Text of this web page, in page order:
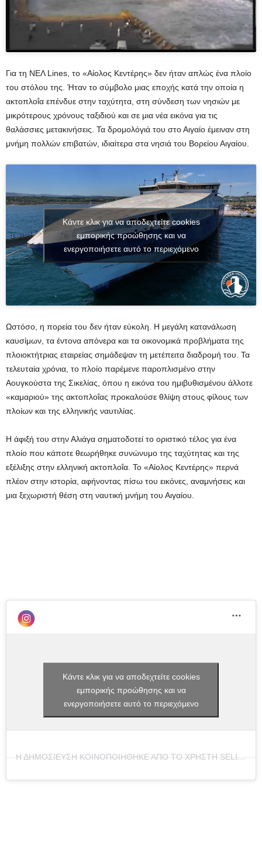
Για τη ΝΕΛ Lines, το «Αίολος Κεντέρης» δεν ήταν απλώς ένα πλοίο
του στόλου της. Ήταν το σύμβολο μιας εποχής κατά την οποία η
ακτοπλοΐα επένδυε στην ταχύτητα, στη σύνδεση των νησιών με
μικρότερους χρόνους ταξιδιού και σε μια νέα εικόνα για τις
θαλάσσιες μετακινήσεις. Τα δρομολόγιά του στο Αιγαίο έμειναν στη
μνήμη πολλών επιβατών, ιδιαίτερα στα νησιά του Βορείου Αιγαίου.
Κάντε κλικ για να αποδεχτείτε cookies
εμπορικής προώθησης και να
ενεργοποιήσετε αυτό το περιεχόμενο
Ωστόσο, η πορεία του δεν ήταν εύκολη. Η μεγάλη κατανάλωση
καυσίμων, τα έντονα απόνερα και τα οικονομικά προβλήματα της
πλοιοκτήτριας εταιρείας σημάδεψαν τη μετέπειτα διαδρομή του. Τα
τελευταία χρόνια, το πλοίο παρέμενε παροπλισμένο στην
Αουγκούστα της Σικελίας, όπου η εικόνα του ημιβυθισμένου άλλοτε
«καμαριού» της ακτοπλοΐας προκαλούσε θλίψη στους φίλους των
πλοίων και της ελληνικής ναυτιλίας.
Η άφιξή του στην Αλιάγα σηματοδοτεί το οριστικό τέλος για ένα
πλοίο που κάποτε θεωρήθηκε συνώνυμο της ταχύτητας και της
εξέλιξης στην ελληνική ακτοπλοΐα. Το «Αίολος Κεντέρης» περνά
πλέον στην ιστορία, αφήνοντας πίσω του εικόνες, αναμνήσεις και
μια ξεχωριστή θέση στη ναυτική μνήμη του Αιγαίου.
Η ΔΗΜΟΣΊΕΥΣΗ ΚΟΙΝΟΠΟΙΉΘΗΚΕ ΑΠΌ ΤΟ ΧΡΉΣΤΗ SELIM_SAN (@CAPTAINSELIM)
Κάντε κλικ για να αποδεχτείτε cookies
εμπορικής προώθησης και να
ενεργοποιήσετε αυτό το περιεχόμενο